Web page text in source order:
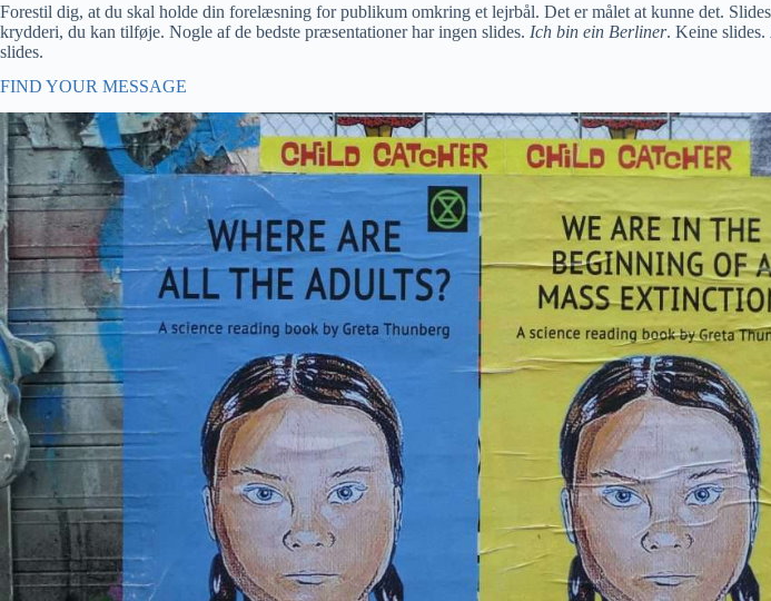
Forestil dig, at du skal holde din forelæsning for publikum omkring et lejrbål. Det er målet at kunne det.
krydderi, du kan tilføje. Nogle af de bedste præsentationer har ingen slides. Ich bin ein Berliner. Keine slides.
slides.
FIND YOUR MESSAGE